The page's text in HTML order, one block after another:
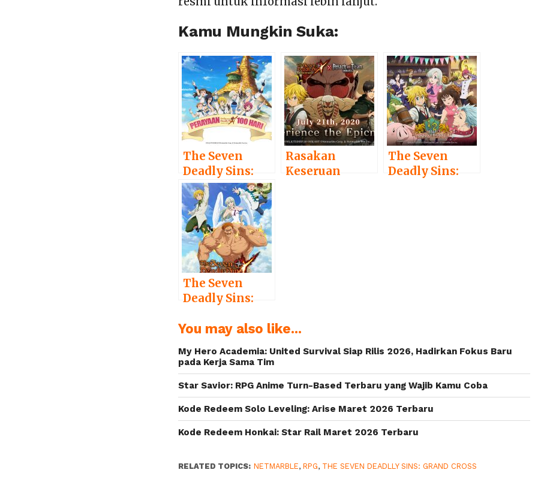
Kamu Mungkin Suka:
The Seven
Deadly Sins:
Grand Cross
Rayakan 100
Hari Perilisan
dengan
Berbagai Event
dalam Game
Rasakan
Keseruan
The Seven
Deadly Sins:
The Seven
Deadly Sins:
Rayakan Ulang
dengan
Festival
Selama 2 Bulan
You may also like...
My Hero Academia: United Survival Siap Rilis 2026, Hadirkan Fokus Baru
pada Kerja Sama Tim
Star Savior: RPG Anime Turn-Based Terbaru yang Wajib Kamu Coba
Kode Redeem Solo Leveling: Arise Maret 2026 Terbaru
Kode Redeem Honkai: Star Rail Maret 2026 Terbaru
RELATED TOPICS: NETMARBLE,RPG, THE SEVEN DEADLLY SINS: GRAND CROSS